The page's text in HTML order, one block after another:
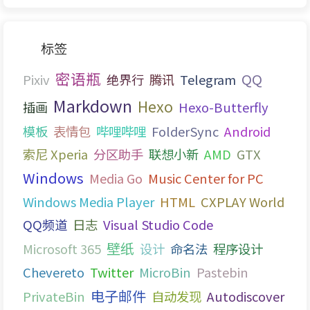
标签
Pixiv 密语瓶 绝界行 腾讯 Telegram QQ
插画 Markdown Hexo Hexo-Butterfly
模板 表情包 哔哩哔哩 FolderSync Android
索尼 Xperia 分区助手 联想小新 AMD GTX
Windows Media Go Music Center for PC
Windows Media Player HTML CXPLAY World
QQ频道 日志 Visual Studio Code
Microsoft 365 壁纸 设计 命名法 程序设计
Chevereto Twitter MicroBin Pastebin
PrivateBin 电子邮件 自动发现 Autodiscover